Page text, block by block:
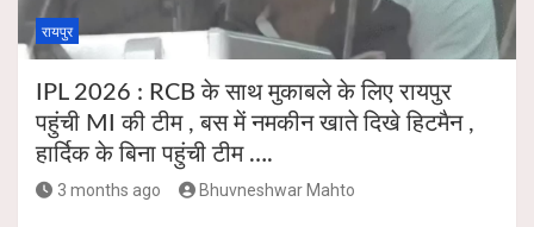
रायपुर
IPL 2026 : RCB के साथ मुकाबले के लिए रायपुर
पहुंची MI की टीम , बस में नमकीन खाते दिखे हिटमैन ,
हार्दिक के बिना पहुंची टीम ….
3 months ago Bhuvneshwar Mahto